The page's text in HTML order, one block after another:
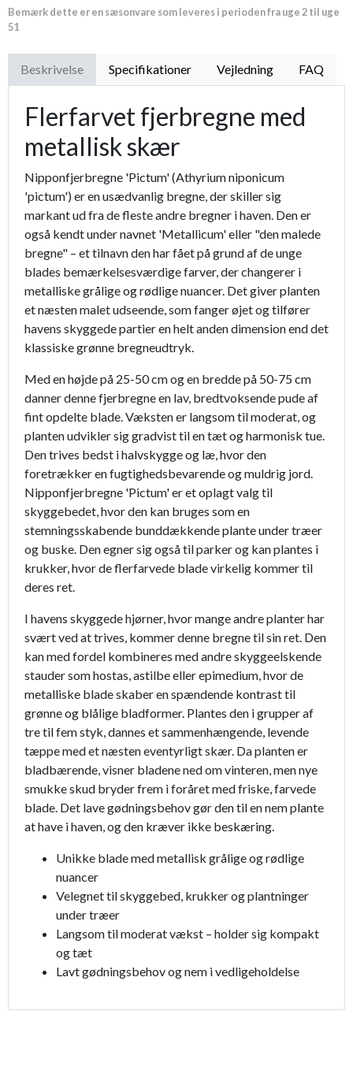
Bemærk dette er en sæsonvare som leveres i perioden fra uge 2 til uge
51
Beskrivelse Specifikationer Vejledning FAQ
Flerfarvet fjerbregne med
metallisk skær
Nipponfjerbregne 'Pictum' (Athyrium niponicum
'pictum') er en usædvanlig bregne, der skiller sig
markant ud fra de fleste andre bregner i haven. Den er
også kendt under navnet 'Metallicum' eller "den malede
bregne" – et tilnavn den har fået på grund af de unge
blades bemærkelsesværdige farver, der changerer i
metalliske grålige og rødlige nuancer. Det giver planten
et næsten malet udseende, som fanger øjet og tilfører
havens skyggede partier en helt anden dimension end det
klassiske grønne bregneudtryk.
Med en højde på 25-50 cm og en bredde på 50-75 cm
danner denne fjerbregne en lav, bredtvoksende pude af
fint opdelte blade. Væksten er langsom til moderat, og
planten udvikler sig gradvist til en tæt og harmonisk tue.
Den trives bedst i halvskygge og læ, hvor den
foretrækker en fugtighedsbevarende og muldrig jord.
Nipponfjerbregne 'Pictum' er et oplagt valg til
skyggebedet, hvor den kan bruges som en
stemningsskabende bunddækkende plante under træer
og buske. Den egner sig også til parker og kan plantes i
krukker, hvor de flerfarvede blade virkelig kommer til
deres ret.
I havens skyggede hjørner, hvor mange andre planter har
svært ved at trives, kommer denne bregne til sin ret. Den
kan med fordel kombineres med andre skyggeelskende
stauder som hostas, astilbe eller epimedium, hvor de
metalliske blade skaber en spændende kontrast til
grønne og blålige bladformer. Plantes den i grupper af
tre til fem styk, dannes et sammenhængende, levende
tæppe med et næsten eventyrligt skær. Da planten er
bladbærende, visner bladene ned om vinteren, men nye
smukke skud bryder frem i foråret med friske, farvede
blade. Det lave gødningsbehov gør den til en nem plante
at have i haven, og den kræver ikke beskæring.
Unikke blade med metallisk grålige og rødlige
nuancer
Velegnet til skyggebed, krukker og plantninger
under træer
Langsom til moderat vækst – holder sig kompakt
og tæt
Lavt gødningsbehov og nem i vedligeholdelse